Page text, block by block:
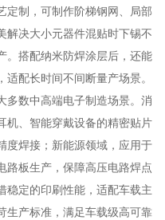
定制，可制作阶梯钢网、局部
解决大小元器件混贴时下锡不
。搭配纳米防焊涂层后，还能
配长时间不间断量产场景。
多数中高端电子制造场景。消
机、智能穿戴设备的精密贴片
度焊接；新能源领域，应用于
路板生产，保障高压电路焊点
稳定的印刷性能，适配车载主
生产标准，满足车载级高可靠